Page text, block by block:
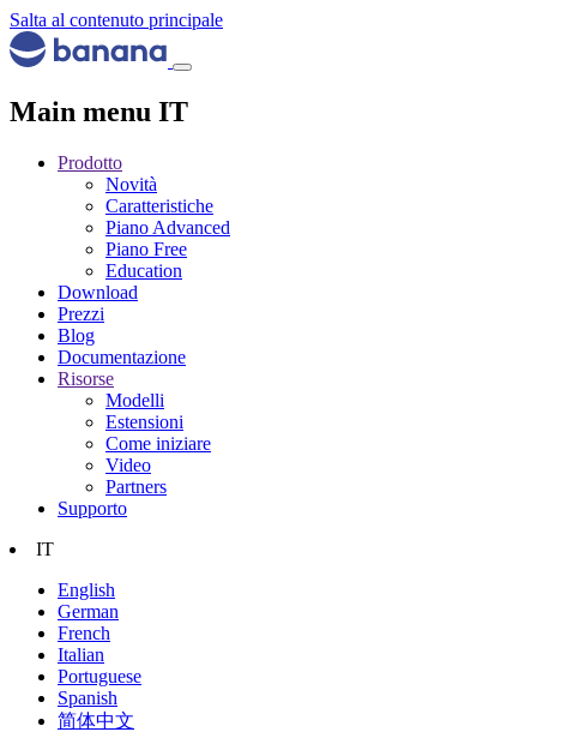
Salta al contenuto principale
Main menu IT
Prodotto
Novità
Caratteristiche
Piano Advanced
Piano Free
Education
Download
Prezzi
Blog
Documentazione
Risorse
Modelli
Estensioni
Come iniziare
Video
Partners
Supporto
IT
English
German
French
Italian
Portuguese
Spanish
简体中文